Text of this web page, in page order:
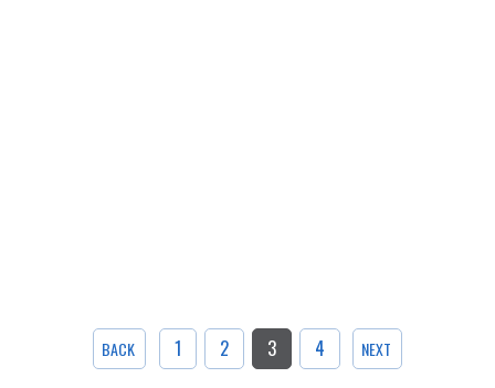
BACK 1 2 3 4 NEXT